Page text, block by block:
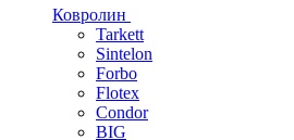
Ковролин
Tarkett
Sintelon
Forbo
Flotex
Condor
BIG